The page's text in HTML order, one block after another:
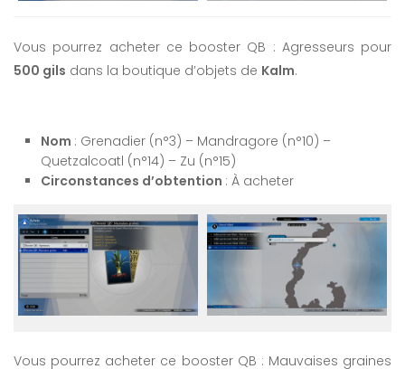
Vous pourrez acheter ce booster QB : Agresseurs pour
500 gils dans la boutique d’objets de Kalm.
Nom : Grenadier (n°3) – Mandragore (n°10) –
Quetzalcoatl (n°14) – Zu (n°15)
Circonstances d’obtention : À acheter
Vous pourrez acheter ce booster QB : Mauvaises graines